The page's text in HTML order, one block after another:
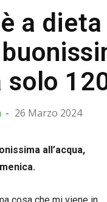
a
- 26 Marzo 2024
all’acqua,